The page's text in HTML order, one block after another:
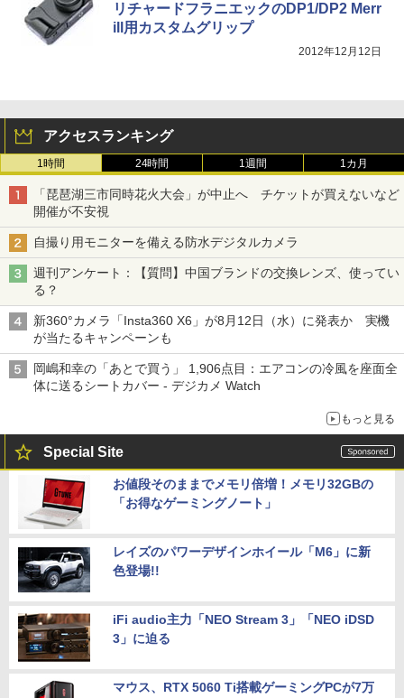
リチャードフラニエックのDP1/DP2 Merr
ill用カスタムグリップ
2012年12月12日
アクセスランキング
1時間 24時間 1週間 1カ月
「琵琶湖三市同時花火大会」が中止へ チケットが買えないなど
開催が不安視
自撮り用モニターを備える防水デジタルカメラ
週刊アンケート：【質問】中国ブランドの交換レンズ、使ってい
る？
新360°カメラ「Insta360 X6」が8月12日（水）に発表か 実機
が当たるキャンペーンも
岡嶋和幸の「あとで買う」 1,906点目：エアコンの冷風を座面全
体に送るシートカバー - デジカメ Watch
もっと見る
Special Site
お値段そのままでメモリ倍増！メモリ32GBの
「お得なゲーミングノート」
レイズのパワーデザインホイール「M6」に新
色登場!!
iFi audio主力「NEO Stream 3」「NEO iDSD
3」に迫る
マウス、RTX 5060 Ti搭載ゲーミングPCが7万